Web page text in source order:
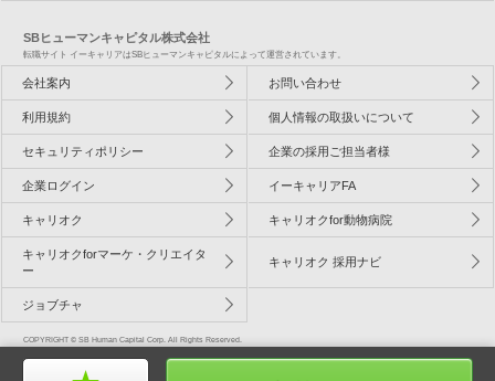
SBヒューマンキャピタル株式会社
転職サイト イーキャリアはSBヒューマンキャピタルによって運営されています。
会社案内 お問い合わせ
利用規約 個人情報の取扱いについて
セキュリティポリシー 企業の採用ご担当者様
企業ログイン イーキャリアFA
キャリオク キャリオクfor動物病院
キャリオクforマーケ・クリエイタ
ー
キャリオク 採用ナビ
ジョブチャ
COPYRIGHT © SB Human Capital Corp. All Rights Reserved.